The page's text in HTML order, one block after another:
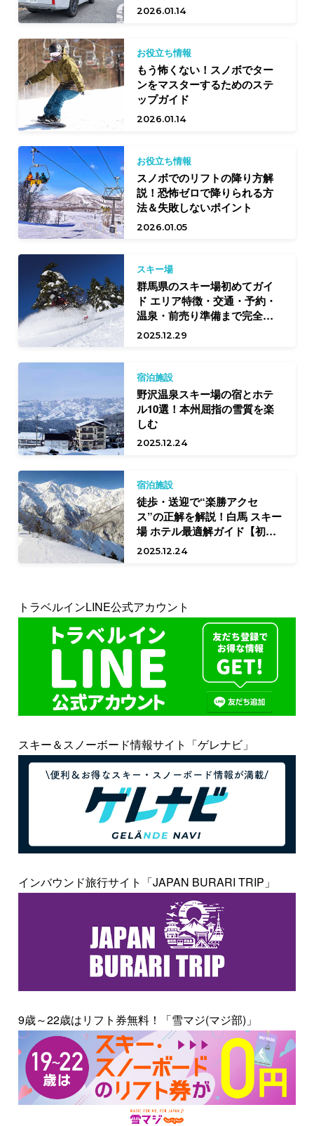
2026.01.14
お役立ち情報
もう怖くない！スノボでター
ンをマスターするためのステ
ップガイド
2026.01.14
お役立ち情報
スノボでのリフトの降り方解
説！恐怖ゼロで降りられる方
法＆失敗しないポイント
2026.01.05
スキー場
群馬県のスキー場初めてガイ
ド エリア特徴・交通・予約・
温泉・前売り準備まで完全網
羅
2025.12.29
宿泊施設
野沢温泉スキー場の宿とホテ
ル10選！本州屈指の雪質を楽
しむ
2025.12.24
宿泊施設
徒歩・送迎で“楽勝アクセ
ス”の正解を解説！白馬 スキー
場 ホテル最適解ガイド【初中
級向け】
2025.12.24
トラベルインLINE公式アカウント
スキー＆スノーボード情報サイト「ゲレナビ」
インバウンド旅行サイト「JAPAN BURARI TRIP」
9歳～22歳はリフト券無料！「雪マジ(マジ部)」